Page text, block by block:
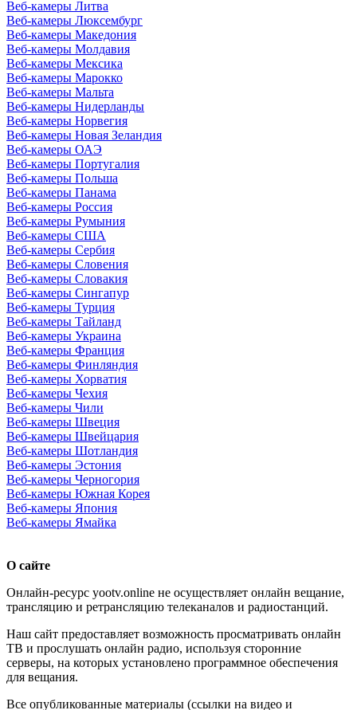
Веб-камеры Литва
Веб-камеры Люксембург
Веб-камеры Македония
Веб-камеры Молдавия
Веб-камеры Мексика
Веб-камеры Марокко
Веб-камеры Мальта
Веб-камеры Нидерланды
Веб-камеры Норвегия
Веб-камеры Новая Зеландия
Веб-камеры ОАЭ
Веб-камеры Португалия
Веб-камеры Польша
Веб-камеры Панама
Веб-камеры Россия
Веб-камеры Румыния
Веб-камеры США
Веб-камеры Сербия
Веб-камеры Словения
Веб-камеры Словакия
Веб-камеры Сингапур
Веб-камеры Турция
Веб-камеры Тайланд
Веб-камеры Украина
Веб-камеры Франция
Веб-камеры Финляндия
Веб-камеры Хорватия
Веб-камеры Чехия
Веб-камеры Чили
Веб-камеры Швеция
Веб-камеры Швейцария
Веб-камеры Шотландия
Веб-камеры Эстония
Веб-камеры Черногория
Веб-камеры Южная Корея
Веб-камеры Япония
Веб-камеры Ямайка
О сайте
Онлайн-ресурс yootv.online не осуществляет онлайн вещание,
трансляцию и ретрансляцию телеканалов и радиостанций.
Наш сайт предоставляет возможность просматривать онлайн
ТВ и прослушать онлайн радио, используя сторонние
серверы, на которых установлено программное обеспечения
для вещания.
Все опубликованные материалы (ссылки на видео и